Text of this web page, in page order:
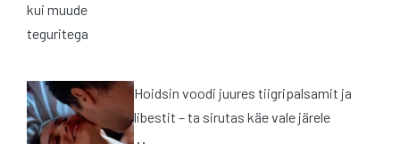
Hoidsin voodi juures tiigripalsamit ja
libestit – ta sirutas käe vale järele